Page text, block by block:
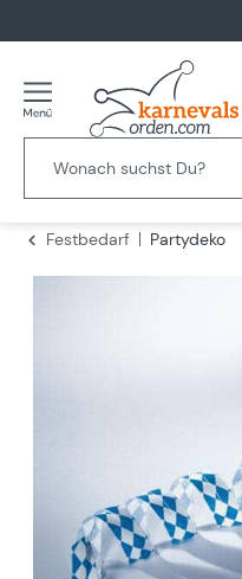
Festbedarf
Partydeko
Bildergalerie überspringen